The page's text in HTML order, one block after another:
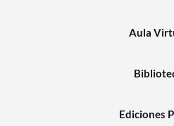
Aula
Ediciones